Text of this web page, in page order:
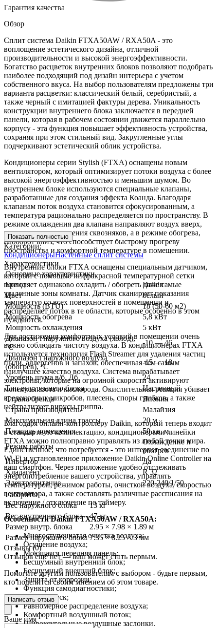
Гарантия качества
Обзор
Сплит система Daikin FTXA50AW / RXA50A - это
воплощение эстетического дизайна, отличной
производительности и высокой энергоэффективности.
Богатство расцветок внутренних блоков позволяют подобрать
наиболее подходящий под дизайн интерьера с учетом
собственного вкуса. На выбор пользователям предложены три
варианта расцветки: классический белый, серебристый, а
также черный с имитацией фактуры дерева. Уникальность
конструкции внутреннего блока заключается в передней
панели, которая в рабочем состоянии движется параллельно
корпусу - эта функция повышает эффективность устройства,
сохраняя при этом стильный вид. Закругленные углы
подчеркивают эстетический облик устройства.
Кондиционеры серии Stylish (FTXA) оснащены новым
вентилятором, который оптимизирует потоки воздуха с более
высокой энергоэффективностью и меньшим шумом. Во
внутреннем блоке используются специальные клапаны,
разработанные для создания эффекта Коанда. Благодаря
клапанам поток воздуха становится сфокусированным, а
температура рационально распределяется по пространству. В
режиме охлаждения два клапана направляют воздух вверх,
предотвращая появления сквозняков, а в режиме обогрева,
наоборот вниз, что способствует быстрому прогреву
пространства и комфортной температуре в помещении.
Внутренние блоки FTXA оснащены специальным датчиком,
который с помощью инфракрасной температурной сетки
позволяет одинаково охладить / обогреть даже самые
удаленные зоны комнаты. Датчик сканирует показания
температур со всех поверхностей в помещении и
распределяет поток в те области, которые особенно в этом
нуждаются.
Для достижения комфортных условий в помещении очень
важно соблюдать чистоту воздуха. В кондиционерах FTXA
используется технология Flash Streamer для удаления частиц
пыли, аллергенов и запахов, обеспечивая тем самым
наилучшее качество воздуха. Система вырабатывает
электроны, которые на огромной скорости активируют
молекулы азота и кислорода. Окислительная реакция убивает
вредоносных микробов, плесень, споры грибков, а также
нейтрализует вирусы гриппа.
Благодаря онлайн-контроллеру Daikin, который теперь входит
в стандартную комплектацию, кондиционерами линейки
FTXA можно полноправно управлять из любой точки мира.
Единственное, что потребуется - это интернет соединение по
Wi-Fi и установленное приложение Daikin Online Controller на
ваш смартфон. Через приложение удобно отслеживать
энергопотребление вашего устройства, управлять
температурой, режимом работы, очисткой воздуха, скоростью
вентилятора, а также составлять различные рассписания на
включение / отключение по таймеру.
Особенности Daikin FTXA50AW / RXA50A:
Многоступенчатая очистка воздуха;
Осушение воздуха;
Моющаяся передняя панель;
Бесшумный внутренний блок;
Бесшумный внешний блок;
Защита от коррозии;
Функция самодиагностики;
Теплый пуск;
Равномерное распределение воздуха;
Комфортный воздушный поток;
Широкоугольные воздушные заслонки.
Показать полностью
Категории:
КондиционерыНастенные сплит системы
Характеристики
Основные характеристики
Бренд
Daikin
Цвет
белый
Мощность (BTU)
18 (50-60 м2)
Мощность обогрева
5,8 кВт
Мощность охлаждения
5 кВт
Диапазон t наружного воздуха (холод),
°C
-10 — 46
Диапазон t наружного воздуха
(обогрев), °C
-15 — 18
Уровень шума в/б, Дб
24
Тип внутреннего блока
Настенный
Страна бренда
Япония
Страна производитель
Малайзия
Максимальная длина трассы
20 м
Площадь помещения
50 кв. м.
Режим работы
Охлаждение и
обогрев
Инвертор
Да
Хладагент
R 32
Электропитание
220-240/1/50
Габариты
Вес наружного блока
13 кг
Вес внутреннего блока
47 кг
Размер внутр. блока
2.95 × 7.98 × 1.89 м
Размер наружного блока 7.35 × 8.25 × 3 мм
Отзывы (0)
Отзывов ещё нет — ваш может стать первым.
Помогите другим пользователям с выбором - будьте первым,
кто поделится своим мнением об этом товаре.
Написать отзыв
Ваше имя